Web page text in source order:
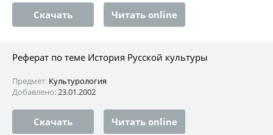
Скачать Читать online
Реферат по теме История Русской культуры
Предмет: Культурология
Добавлено:23.01.2002
Скачать Читать online